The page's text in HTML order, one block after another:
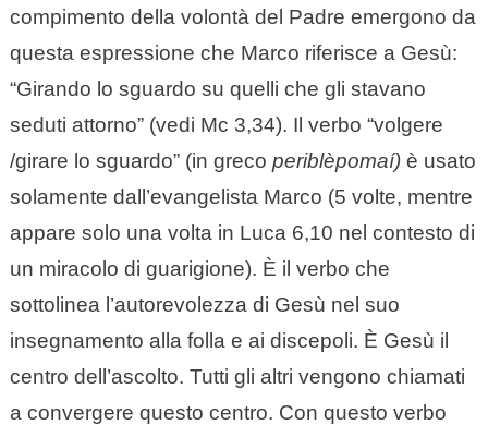
compimento della volontà del Padre emergono da
questa espressione che Marco riferisce a Gesù:
“Girando lo sguardo su quelli che gli stavano
seduti attorno” (vedi Mc 3,34). Il verbo “volgere
/girare lo sguardo” (in greco periblèpomaí) è usato
solamente dall’evangelista Marco (5 volte, mentre
appare solo una volta in Luca 6,10 nel contesto di
un miracolo di guarigione). È il verbo che
sottolinea l’autorevolezza di Gesù nel suo
insegnamento alla folla e ai discepoli. È Gesù il
centro dell’ascolto. Tutti gli altri vengono chiamati
a convergere questo centro. Con questo verbo